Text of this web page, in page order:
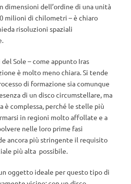
dimensioni dell’ordine di una unità
milioni di chilometri – è chiaro
risoluzioni spaziali
Sole – come appunto Iras
è molto meno chiara. Si tende
di formazione sia comunque
di un disco circumstellare, ma
è complessa, perché le stelle più
in regioni molto affollate e a
nelle loro prime fasi
ancora più stringente il requisito
più alta possibile.
oggetto ideale per questo tipo di